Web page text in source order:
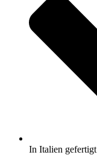
In Italien gefertigt